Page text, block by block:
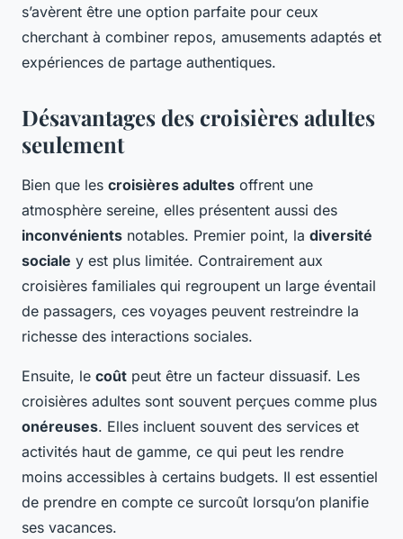
s’avèrent être une option parfaite pour ceux
cherchant à combiner repos, amusements adaptés et
expériences de partage authentiques.
Désavantages des croisières adultes
seulement
Bien que les croisières adultes offrent une
atmosphère sereine, elles présentent aussi des
inconvénients notables. Premier point, la diversité
sociale y est plus limitée. Contrairement aux
croisières familiales qui regroupent un large éventail
de passagers, ces voyages peuvent restreindre la
richesse des interactions sociales.
Ensuite, le coût peut être un facteur dissuasif. Les
croisières adultes sont souvent perçues comme plus
onéreuses. Elles incluent souvent des services et
activités haut de gamme, ce qui peut les rendre
moins accessibles à certains budgets. Il est essentiel
de prendre en compte ce surcoût lorsqu’on planifie
ses vacances.